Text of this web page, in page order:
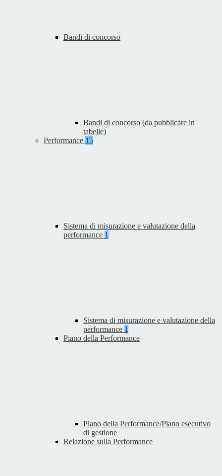
Bandi di concorso
Bandi di concorso (da pubblicare in
tabelle)
Performance 15
Sistema di misurazione e valutazione della
performance 1
Sistema di misurazione e valutazione della
performance 1
Piano della Performance
Piano della Performance/Piano esecutivo
di gestione
Relazione sulla Performance